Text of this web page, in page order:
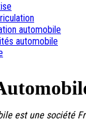
automobile
automobile
est une société